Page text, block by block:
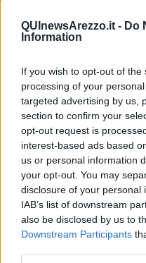
QUInewsArezzo.it - Do
Information
If you wish to opt-out of
processing of your
targeted advertising by us,
section to confirm your
opt-out request is
interest-based ads based
us or personal information
your opt-out. You may
disclosure of your personal
IAB’s list of downstream
also be disclosed by us to
Downstream Participants
AREZZO — In occasione della
20,45 di sabato 2 dicembre
oraria che precede di 4 ore
successive al termine della
somministrazione e
temporanei su area pubblica,
di alimenti e bevande,
cui locali sono situati in un
la somministrazione per
bevande con gradazione
recipienti di vetro e in lattine.
È inoltre vietato a chiunque,